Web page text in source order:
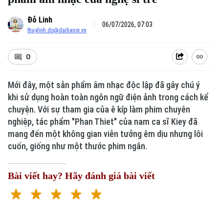
Đỗ Linh
thuylinh.do@daihanoi.vn
06/07/2026, 07:03
0
Mới đây, một sản phẩm âm nhạc độc lập đã gây chú ý
khi sử dụng hoàn toàn ngôn ngữ điện ảnh trong cách kể
chuyện. Với sự tham gia của ê kíp làm phim chuyên
nghiệp, tác phẩm "Phan Thiet" của nam ca sĩ Kiey đã
mang đến một không gian viễn tưởng êm dịu nhưng lôi
cuốn, giống như một thước phim ngắn.
Bài viết hay? Hãy đánh giá bài viết